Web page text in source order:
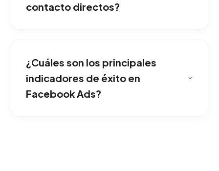
contacto directos?
haciendo pruebas A/B constantes para evitar
que la audiencia se canse del anuncio.
¿Cuáles son los principales
indicadores de éxito en
Facebook Ads?